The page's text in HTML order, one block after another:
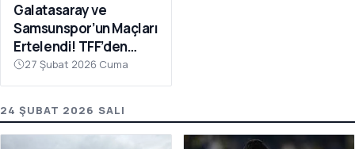
Galatasaray ve
Samsunspor’un Maçları
Ertelendi! TFF’den
Avrupa Mesaisi Kararı
27 Şubat 2026 Cuma
24 ŞUBAT 2026 SALI